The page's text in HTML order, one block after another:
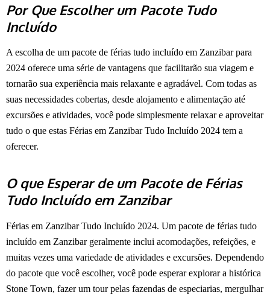
Por Que Escolher um Pacote Tudo
Incluído
A escolha de um pacote de férias tudo incluído em Zanzibar para
2024 oferece uma série de vantagens que facilitarão sua viagem e
tornarão sua experiência mais relaxante e agradável. Com todas as
suas necessidades cobertas, desde alojamento e alimentação até
excursões e atividades, você pode simplesmente relaxar e aproveitar
tudo o que estas Férias em Zanzibar Tudo Incluído 2024 tem a
oferecer.
O que Esperar de um Pacote de Férias
Tudo Incluído em Zanzibar
Férias em Zanzibar Tudo Incluído 2024. Um pacote de férias tudo
incluído em Zanzibar geralmente inclui acomodações, refeições, e
muitas vezes uma variedade de atividades e excursões. Dependendo
do pacote que você escolher, você pode esperar explorar a histórica
Stone Town, fazer um tour pelas fazendas de especiarias, mergulhar